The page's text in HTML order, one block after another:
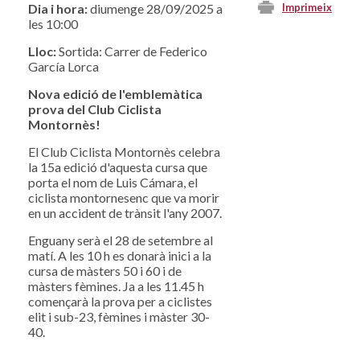
Imprimeix
Dia i hora:diumenge 28/09/2025 a
les 10:00
Lloc:Sortida: Carrer de Federico
García Lorca
Nova edició de l'emblemàtica
prova del Club Ciclista
Montornès!
El Club Ciclista Montornès celebra
la 15a edició d'aquesta cursa que
porta el nom de Luis Cámara, el
ciclista montornesenc que va morir
en un accident de trànsit l'any 2007.
Enguany serà el 28 de setembre al
matí. A les 10 h es donarà inici a la
cursa de màsters 50 i 60 i de
màsters fèmines. Ja a les 11.45 h
començarà la prova per a ciclistes
elit i sub-23, fèmines i màster 30-
40.